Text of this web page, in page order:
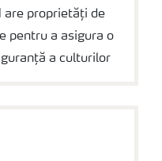
are proprietăți de
pentru a asigura o
a culturilor